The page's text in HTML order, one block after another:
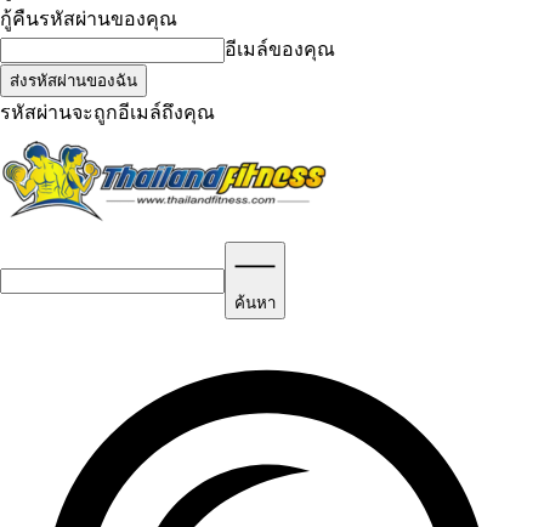
กู้คืนรหัสผ่านของคุณ
อีเมล์ของคุณ
รหัสผ่านจะถูกอีเมล์ถึงคุณ
ค้นหา